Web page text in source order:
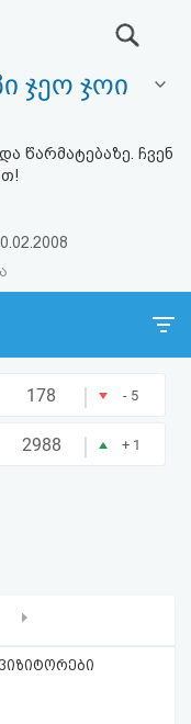
ჯეო ჯოი
წარმატებაზე. ჩვენ
178 | - 5
2988 | + 1
›